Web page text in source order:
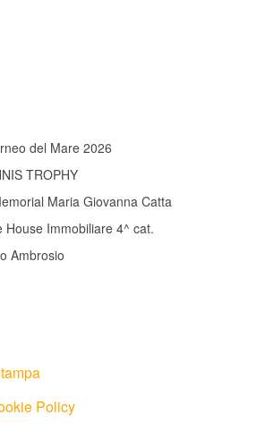
del Mare 2026
TROPHY
Maria Giovanna Catta
House Immobiliare 4^ cat.
Ambrosio
Policy